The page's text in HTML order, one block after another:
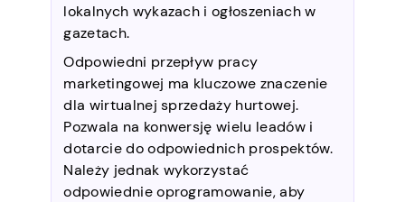
lokalnych wykazach i ogłoszeniach w
gazetach.
Odpowiedni przepływ pracy
marketingowej ma kluczowe znaczenie
dla wirtualnej sprzedaży hurtowej.
Pozwala na konwersję wielu leadów i
dotarcie do odpowiednich prospektów.
Należy jednak wykorzystać
odpowiednie oprogramowanie, aby